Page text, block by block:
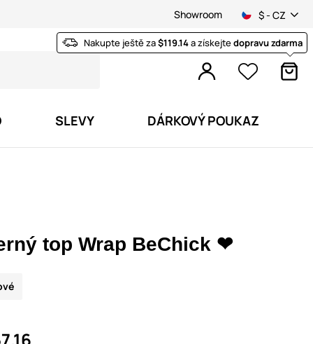
Showroom $ - CZ
Nakupte ještě za$119.14a získejtedopravu zdarma
SLEVY DÁRKOVÝ POUKAZ
top Wrap BeChick ❤